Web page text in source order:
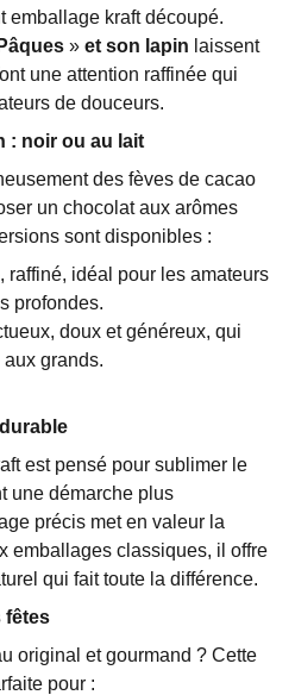
emballage kraft découpé.
» et son lapin laissent
une attention raffinée qui
de douceurs.
: noir ou au lait
des fèves de cacao
un chocolat aux arômes
sont disponibles :
raffiné, idéal pour les amateurs
profondes.
doux et généreux, qui
grands.
est pensé pour sublimer le
une démarche plus
précis met en valeur la
emballages classiques, il offre
qui fait toute la différence.
fêtes
original et gourmand ? Cette
pour :